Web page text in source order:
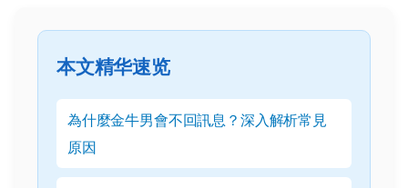
本文精华速览
為什麼金牛男會不回訊息？深入解析常見
原因